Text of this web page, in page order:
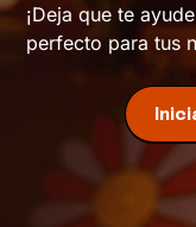
¡Deja que te
perfecto para tus